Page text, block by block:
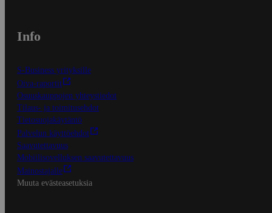
Info
S-Business yrityksille
Oiva-raportit
Osuuskauppojen yhteystiedot
Tilaus- ja toimitusehdot
Tietosuojakäytäntö
Palvelun käyttöehdot
Saavutettavuus
Mobiilisovelluksen saavutettavuus
Mainostajalle
Muuta evästeasetuksia